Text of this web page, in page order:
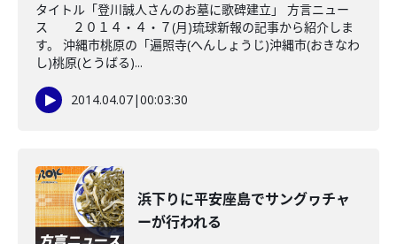
タイトル「登川誠人さんのお墓に歌碑建立」 方言ニュー
ス ２０１４・４・７(月)琉球新報の記事から紹介しま
す。 沖縄市桃原の「遍照寺(へんしょうじ)沖縄市(おきなわ
し)桃原(とうばる)...
2014.04.07|00:03:30
浜下りに平安座島でサングヮチャ
ーが行われる